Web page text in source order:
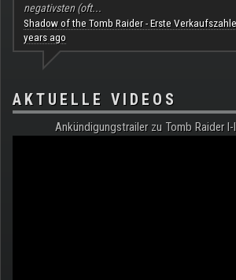
negativsten (oft...
Shadow of the Tomb Raider - Erste
years ago
AKTUELLE VIDEOS
Ankündigungstrailer zu Tomb Raider I-